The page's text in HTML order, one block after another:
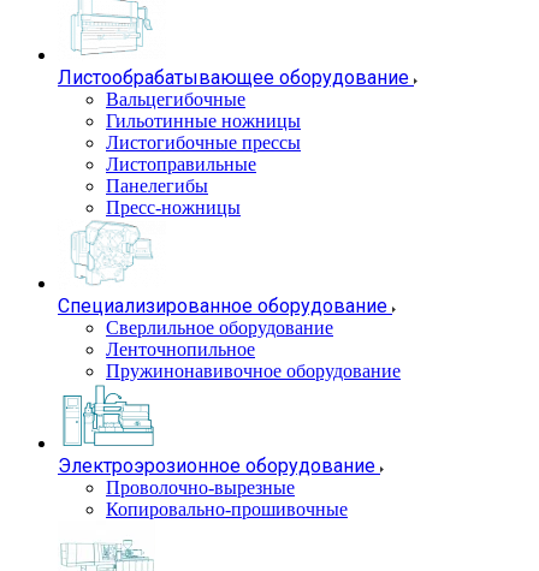
Листообрабатывающее оборудование
Вальцегибочные
Гильотинные ножницы
Листогибочные прессы
Листоправильные
Панелегибы
Пресс-ножницы
Специализированное оборудование
Сверлильное оборудование
Ленточнопильное
Пружинонавивочное оборудование
Электроэрозионное оборудование
Проволочно-вырезные
Копировально-прошивочные